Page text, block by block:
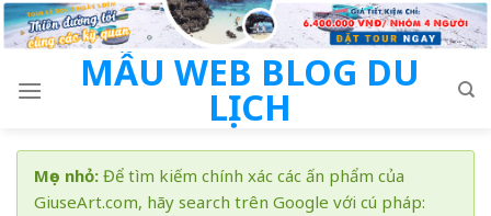
Skip
to
MẪU WEB BLOG DU
LỊCH
Mẹo nhỏ: Để tìm kiếm chính xác các ấn phẩm của
GiuseArt.com, hãy search trên Google với cú pháp: